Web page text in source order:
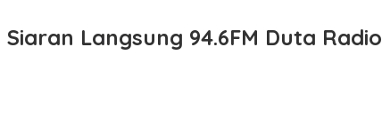
Siaran Langsung 94.6FM Duta Radio